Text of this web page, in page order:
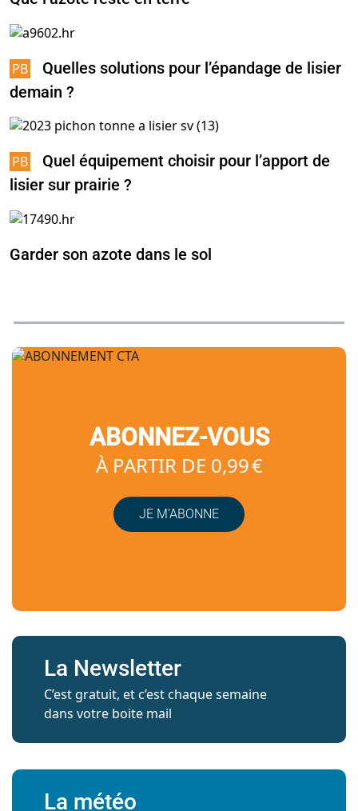
Quelles solutions pour l’épandage de lisier
demain ?
Quel équipement choisir pour l’apport de
lisier sur prairie ?
Garder son azote dans le sol
ABONNEZ-VOUS
À PARTIR DE 0,99 €
JE M’ABONNE
La Newsletter
C’est gratuit, et c’est chaque semaine
dans votre boite mail
La météo